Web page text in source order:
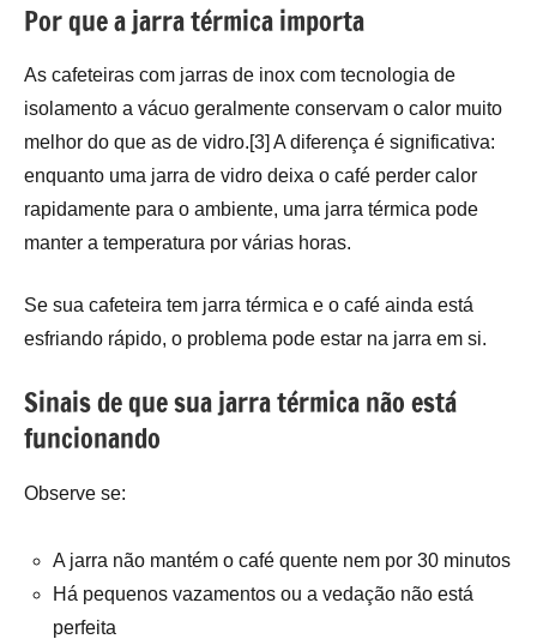
Por que a jarra térmica importa
As cafeteiras com jarras de inox com tecnologia de
isolamento a vácuo geralmente conservam o calor muito
melhor do que as de vidro.[3] A diferença é significativa:
enquanto uma jarra de vidro deixa o café perder calor
rapidamente para o ambiente, uma jarra térmica pode
manter a temperatura por várias horas.
Se sua cafeteira tem jarra térmica e o café ainda está
esfriando rápido, o problema pode estar na jarra em si.
Sinais de que sua jarra térmica não está
funcionando
Observe se:
A jarra não mantém o café quente nem por 30 minutos
Há pequenos vazamentos ou a vedação não está
perfeita